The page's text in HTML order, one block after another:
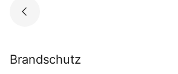
Brandschutz